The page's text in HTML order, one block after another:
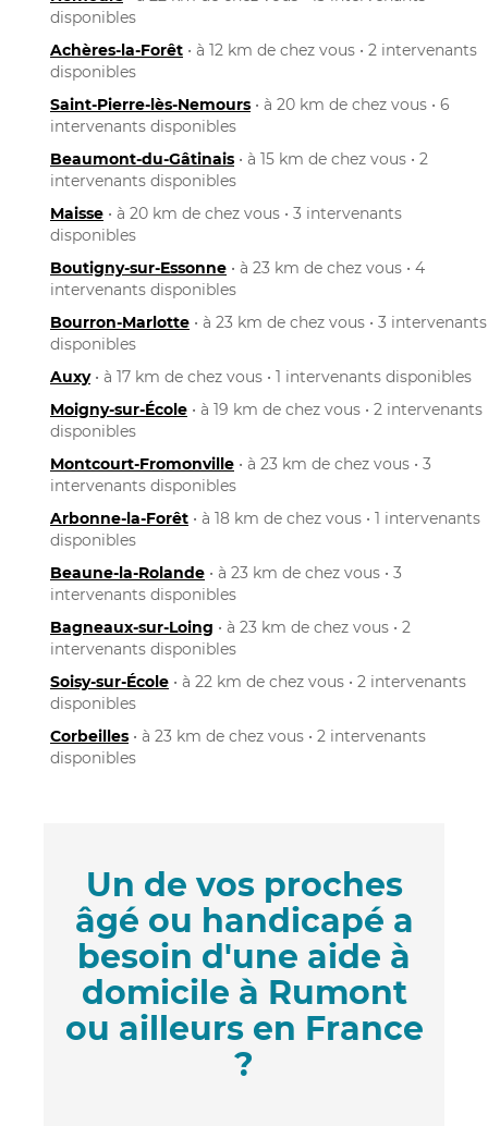
disponibles
Achères-la-Forêt • à 12 km de chez vous • 2 intervenants
disponibles
Saint-Pierre-lès-Nemours • à 20 km de chez vous • 6
intervenants disponibles
Beaumont-du-Gâtinais • à 15 km de chez vous • 2
intervenants disponibles
Maisse • à 20 km de chez vous • 3 intervenants
disponibles
Boutigny-sur-Essonne • à 23 km de chez vous • 4
intervenants disponibles
Bourron-Marlotte • à 23 km de chez vous • 3 intervenants
disponibles
Auxy• à 17 km de chez vous • 1 intervenants disponibles
Moigny-sur-École • à 19 km de chez vous • 2 intervenants
disponibles
Montcourt-Fromonville • à 23 km de chez vous • 3
intervenants disponibles
Arbonne-la-Forêt • à 18 km de chez vous • 1 intervenants
disponibles
Beaune-la-Rolande • à 23 km de chez vous • 3
intervenants disponibles
Bagneaux-sur-Loing • à 23 km de chez vous • 2
intervenants disponibles
Soisy-sur-École • à 22 km de chez vous • 2 intervenants
disponibles
Corbeilles • à 23 km de chez vous • 2 intervenants
disponibles
Un de vos proches
âgé ou handicapé a
besoin d'une aide à
domicile à Rumont
ou ailleurs en France
?